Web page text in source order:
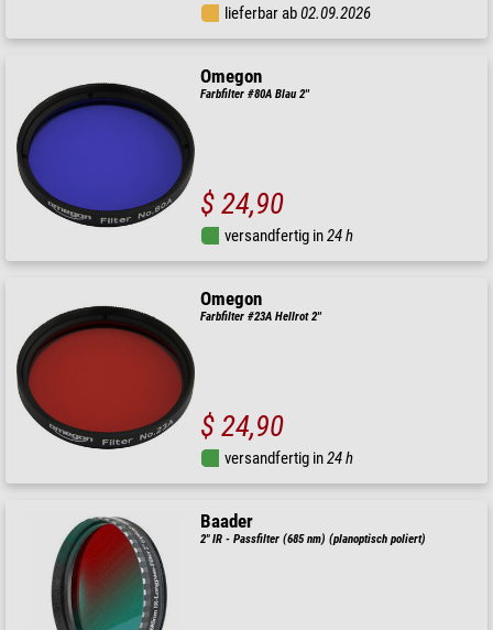
lieferbar ab02.09.2026
Omegon
Farbfilter #80A Blau 2''
$ 24,90
versandfertig in24 h
Omegon
Farbfilter #23A Hellrot 2''
$ 24,90
versandfertig in24 h
Baader
2" IR - Passfilter (685 nm) (planoptisch poliert)